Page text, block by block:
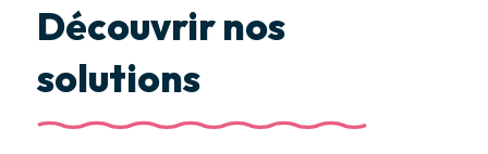
Découvrir nos
solutions